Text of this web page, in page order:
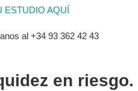
ESTUDIO AQUÍ
al +34 93 362 42 43
en riesgo.